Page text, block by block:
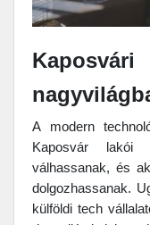
Kaposvári
A modern
Kaposvár lakói
válhassanak, és
dolgozhassanak.
külföldi tech